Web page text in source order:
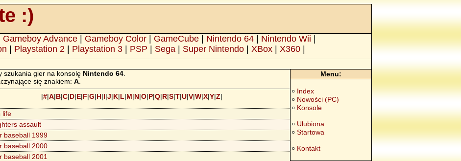
:)
Gameboy Advance| Gameboy Color| GameCube| Nintendo 64| Nintendo Wii
Playstation 2| Playstation 3| PSP Sega| Super Nintendo| XBox| X360|
szukania gier na konsolę Nintendo 64
się znakiem: A
|#|A|B|C|D|E|F|G|H|I|J|K|L|M|N|O|P|Q|R|S|T|U|V|W|X|Y|Z|
life
assault
baseball 1999
baseball 2000
baseball 2001
Menu:
o Index
o Nowości (PC)
o Konsole
o Ulubiona
o Startowa
o Kontakt